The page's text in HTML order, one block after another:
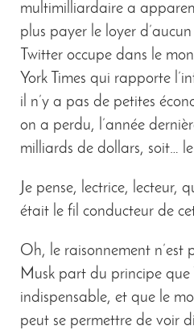
multimilliardaire a
plus payer le loyer
Twitter occupe dans le
York Times qui rapporte
il n’y a pas de petites
on a perdu, l’année
milliards de dollars, soit…
Je pense, lectrice, lecteur,
était le fil conducteur de
Oh, le raisonnement n’est
Musk part du principe que
indispensable, et que le
peut se permettre de voir